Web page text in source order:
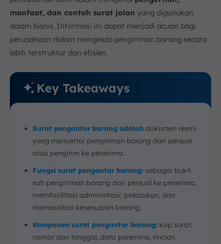
manfaat, dan contoh surat jalan yang digunakan
dalam bisnis. Informasi ini dapat menjadi acuan bagi
perusahaan dalam mengelola pengiriman barang secara
lebih terstruktur dan efisien.
Key Takeaways
Surat pengantar barang adalah dokumen resmi
yang menyertai pengiriman barang dari penjual
atau pengirim ke penerima.
Fungsi surat pengantar barang: sebagai bukti
sah pengiriman barang dari penjual ke penerima,
memfasilitasi administrasi, pelacakan, dan
memastikan kesesuaian barang.
Komponen surat pengantar barang: kop surat,
nomor dan tanggal, data penerima, rincian